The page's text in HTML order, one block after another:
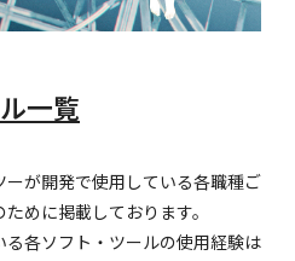
一覧
が開発で使用している各職種ご
めに掲載しております。
各ソフト・ツールの使用経験は